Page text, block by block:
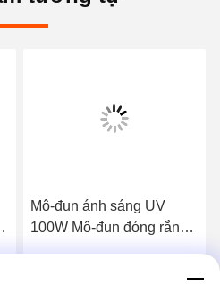
Mô-đun ánh sáng UV
100W Mô-đun đóng rắn